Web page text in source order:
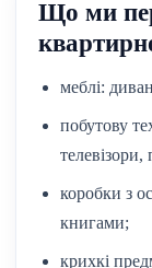
Що ми
меблі:
побутову
телевізори,
коробки з
книгами;
крихкі